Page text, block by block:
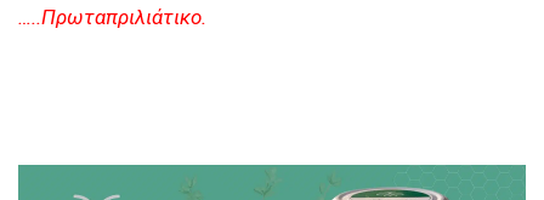
…..Πρωταπριλιάτικο.